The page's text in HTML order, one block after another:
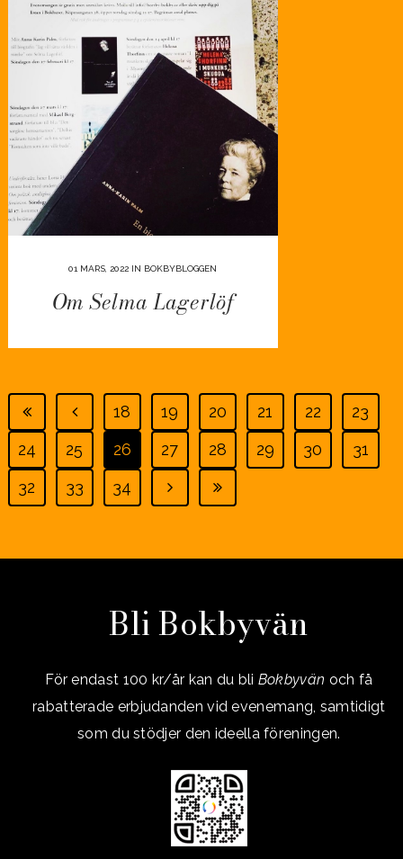
01 MARS, 2022 IN BOKBYBLOGGEN
Om Selma Lagerlöf
18 19 20 21 22
23
24
25 26 27 28 29 30
31
32
33 34
Bli Bokbyvän
För endast 100 kr/år kan du bli Bokbyvän och få
rabatterade erbjudanden vid evenemang, samtidigt
som du stödjer den ideella föreningen.